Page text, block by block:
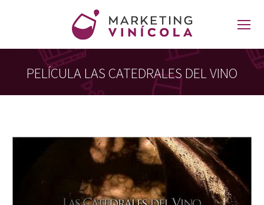
PELÍCULA LAS CATEDRALES DEL VINO
Estás aquí: